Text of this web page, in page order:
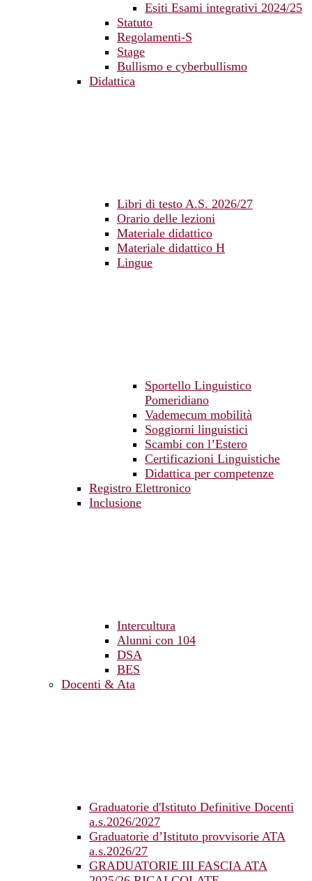
Esiti Esami integrativi 2024/25
Statuto
Regolamenti-S
Stage
Bullismo e cyberbullismo
Didattica
Libri di testo A.S. 2026/27
Orario delle lezioni
Materiale didattico
Materiale didattico H
Lingue
Sportello Linguistico
Pomeridiano
Vademecum mobilità
Soggiorni linguistici
Scambi con l’Estero
Certificazioni Linguistiche
Didattica per competenze
Registro Elettronico
Inclusione
Intercultura
Alunni con 104
DSA
BES
Docenti & Ata
Graduatorie d'Istituto Definitive Docenti
a.s.2026/2027
Graduatorie d’Istituto provvisorie ATA
a.s.2026/27
GRADUATORIE III FASCIA ATA